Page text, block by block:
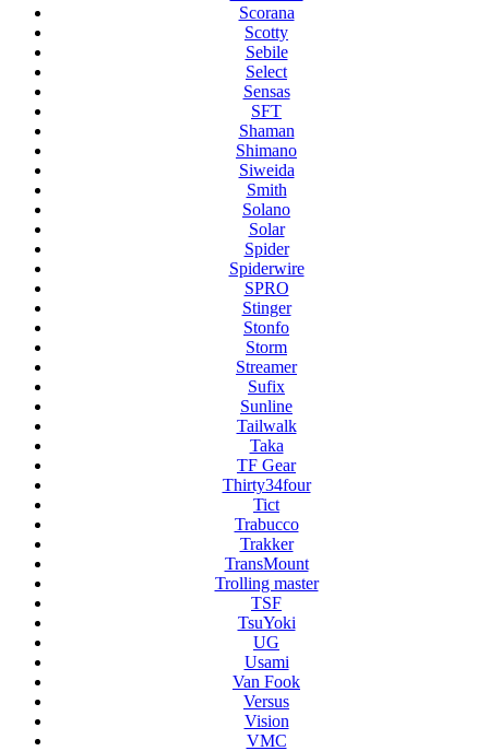
Scorana
Scotty
Sebile
Select
Sensas
SFT
Shaman
Shimano
Siweida
Smith
Solano
Solar
Spider
Spiderwire
SPRO
Stinger
Stonfo
Storm
Streamer
Sufix
Sunline
Tailwalk
Taka
TF Gear
Thirty34four
Tict
Trabucco
Trakker
TransMount
Trolling master
TSF
TsuYoki
UG
Usami
Van Fook
Versus
Vision
VMC